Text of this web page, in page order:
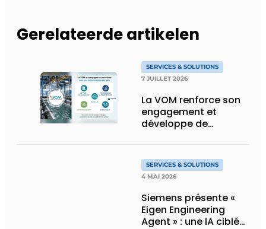
Gerelateerde artikelen
SERVICES & SOLUTIONS
7 JUILLET 2026
La VOM renforce son
engagement et
développe de
transition durable du
traitement de surface
SERVICES & SOLUTIONS
4 MAI 2026
Siemens présente «
Eigen Engineering
Agent » : une IA ciblée